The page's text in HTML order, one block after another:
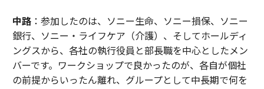
中路：参加したのは、ソニー生命、ソニー損保、ソニー
銀行、ソニー・ライフケア（介護）、そしてホールディ
ングスから、各社の執行役員と部長職を中心としたメン
バーです。ワークショップで良かったのが、各自が個社
の前提からいったん離れ、グループとして中長期で何を